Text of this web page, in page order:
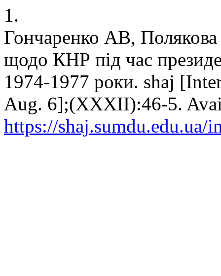
1.
Гончаренко АВ,
щодо КНР під час
1974-1977 роки. shaj
Aug. 6];(XXXII):46-5.
https://